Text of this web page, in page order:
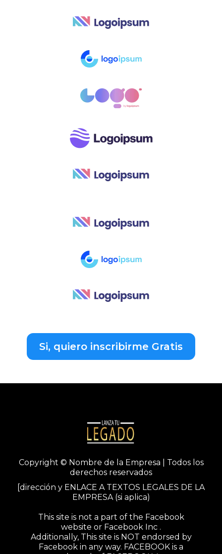
Si, quiero inscribirme Gratis
Copyright © Nombre de la Empresa | Todos los
derechos reservados
[dirección y ENLACE A TEXTOS LEGALES DE LA
EMPRESA (si aplica)
This site is not a part of the Facebook
website or Facebook Inc .
Additionally, This site is NOT endorsed by
Facebook in any way. FACEBOOK is a